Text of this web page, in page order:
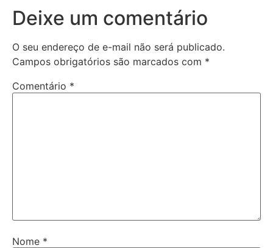
Deixe um comentário
O seu endereço de e-mail não será publicado.
Campos obrigatórios são marcados com *
Comentário *
Nome *